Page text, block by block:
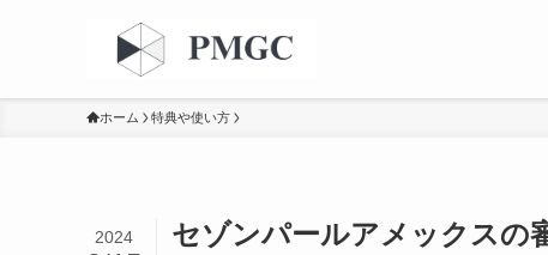
ホーム 特典や使い方
セゾンパールアメックスの
2024